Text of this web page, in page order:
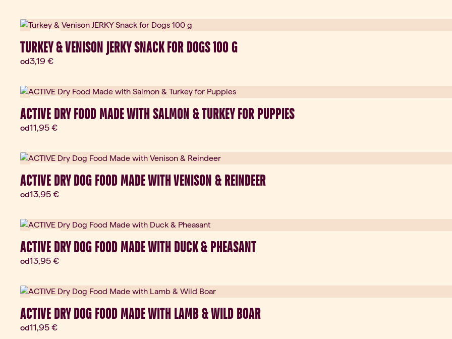
TURKEY & VENISON JERKY SNACK FOR DOGS 100 G
odAktuálna cena:
3,19 €
ACTIVE DRY FOOD MADE WITH SALMON & TURKEY FOR PUPPIES
odAktuálna cena:
11,95 €
ACTIVE DRY DOG FOOD MADE WITH VENISON & REINDEER
odAktuálna cena:
13,95 €
ACTIVE DRY DOG FOOD MADE WITH DUCK & PHEASANT
odAktuálna cena:
13,95 €
ACTIVE DRY DOG FOOD MADE WITH LAMB & WILD BOAR
odAktuálna cena:
11,95 €